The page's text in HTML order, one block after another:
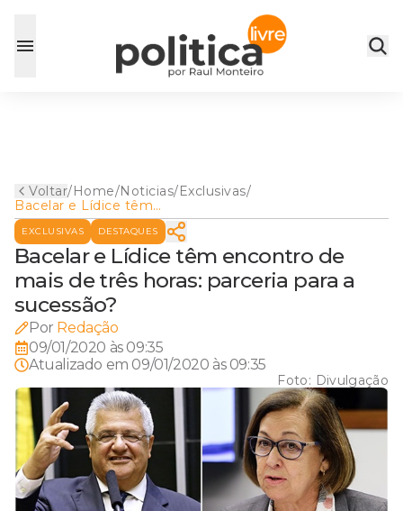
Voltar/Home/Noticias/Exclusivas/
Bacelar e Lídice têm
encontro de mais de três
horas: parceria para a
sucessão?
EXCLUSIVAS DESTAQUES
Bacelar e Lídice têm encontro de
mais de três horas: parceria para a
sucessão?
Por Redação
09/01/2020 às 09:35
Atualizado em 09/01/2020 às 09:35
Foto: Divulgação